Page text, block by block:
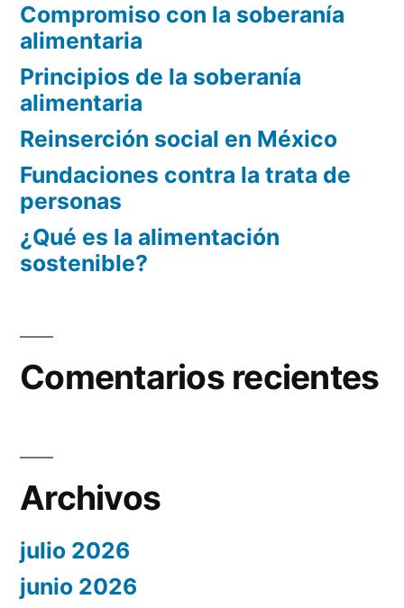
Compromiso con la soberanía
alimentaria
Principios de la soberanía
alimentaria
Reinserción social en México
Fundaciones contra la trata de
personas
¿Qué es la alimentación
sostenible?
Comentarios recientes
Archivos
julio 2026
junio 2026